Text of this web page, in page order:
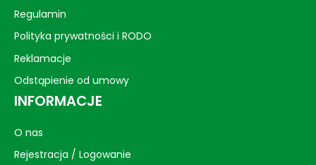
Regulamin
Polityka prywatności i RODO
Reklamacje
Odstąpienie od umowy
INFORMACJE
O nas
Rejestracja / Logowanie